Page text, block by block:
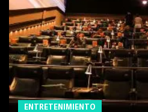
ENTRETENIMIENTO